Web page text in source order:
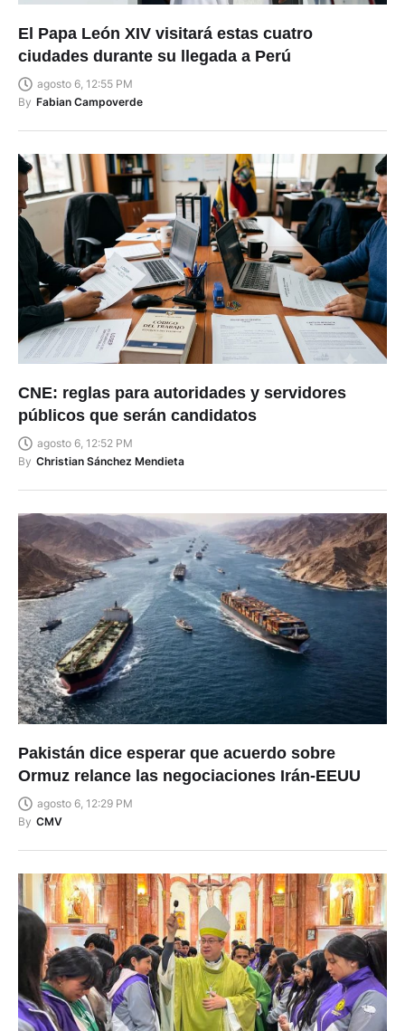
El Papa León XIV visitará estas cuatro
ciudades durante su llegada a Perú
agosto 6, 12:55 PM
By Fabian Campoverde
CNE: reglas para autoridades y servidores
públicos que serán candidatos
agosto 6, 12:52 PM
By Christian Sánchez Mendieta
Pakistán dice esperar que acuerdo sobre
Ormuz relance las negociaciones Irán-EEUU
agosto 6, 12:29 PM
By CMV